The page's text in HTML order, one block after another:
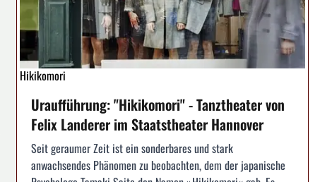
Hikikomori
Uraufführung: "Hikikomori" - Tanztheater von
Felix Landerer im Staatstheater Hannover
Seit geraumer Zeit ist ein sonderbares und stark
anwachsendes Phänomen zu beobachten, dem der japanische